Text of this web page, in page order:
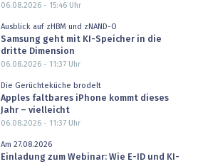
06.08.2026 - 15:46Uhr
Ausblick auf zHBM und zNAND-O
Samsung geht mit KI-Speicher in die
dritte Dimension
06.08.2026 - 11:37Uhr
Die Gerüchteküche brodelt
Apples faltbares iPhone kommt dieses
Jahr – vielleicht
06.08.2026 - 11:37Uhr
Am 27.08.2026
Einladung zum Webinar: Wie E-ID und KI-